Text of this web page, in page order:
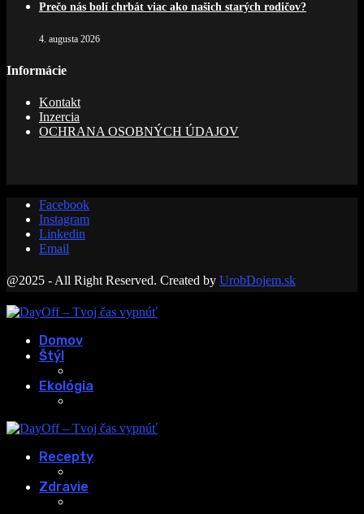
Prečo nás bolí chrbát viac ako našich starých rodičov?
4. augusta 2026
Informácie
Kontakt
Inzercia
OCHRANA OSOBNÝCH ÚDAJOV
Facebook
Instagram
Linkedin
Email
@2025 - All Right Reserved. Created by UrobDojem.sk
Domov
Štýl
Ekológia
Recepty
Zdravie